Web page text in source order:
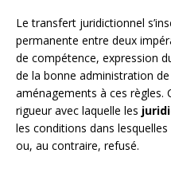
Le transfert juridictionnel
permanente entre deux
de compétence, expression
de la bonne administration
aménagements à ces règles.
rigueur avec laquelle les
les conditions dans
ou, au contraire, refusé.